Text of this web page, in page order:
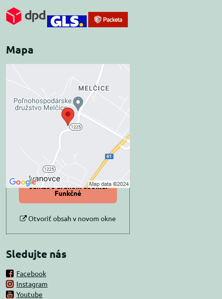
Mapa
Externý obsah je
blokovaný Voľbami
súkromia
Prajete si načítať externý obsah?
Povoliť tentokrát
Povoliť a zapamätať -
súhlas s druhom cookie:
Funkčné
Otvoriť obsah v novom okne
Sledujte nás
Facebook
Instagram
Youtube